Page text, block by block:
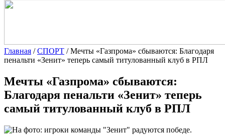
Главная /СПОРТ /Мечты «Газпрома» сбываются: Благодаря
пенальти «Зенит» теперь самый титулованный клуб в РПЛ
Мечты «Газпрома» сбываются:
Благодаря пенальти «Зенит» теперь
самый титулованный клуб в РПЛ